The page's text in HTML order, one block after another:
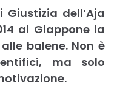
dell’Aja
al Giappone la
balene. Non è
ma solo